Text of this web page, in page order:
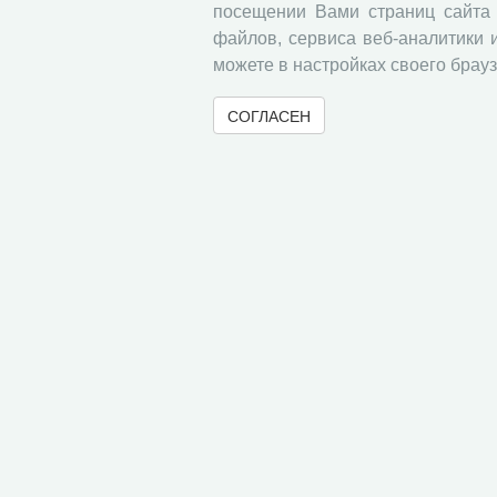
посещении Вами страниц сайта
файлов, сервиса веб-аналитики
можете в настройках своего
СОГЛАСЕН